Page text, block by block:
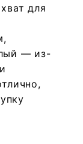
для
— из-